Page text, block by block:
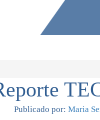
Publicado por: Maria